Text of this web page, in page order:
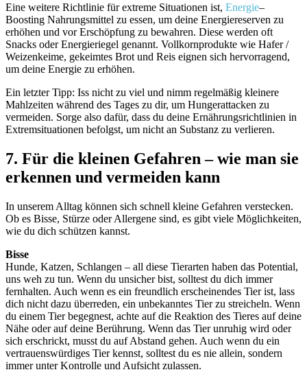
Eine weitere Richtlinie für extreme Situationen ist, Energie–
Boosting Nahrungsmittel zu essen, um deine Energiereserven zu
erhöhen und vor Erschöpfung zu bewahren. Diese werden oft
Snacks oder Energieriegel genannt. Vollkornprodukte wie Hafer /
Weizenkeime, gekeimtes Brot und Reis eignen sich hervorragend,
um deine Energie zu erhöhen.
Ein letzter Tipp: Iss nicht zu viel und nimm regelmäßig kleinere
Mahlzeiten während des Tages zu dir, um Hungerattacken zu
vermeiden. Sorge also dafür, dass du deine Ernährungsrichtlinien in
Extremsituationen befolgst, um nicht an Substanz zu verlieren.
7. Für die kleinen Gefahren – wie man sie
erkennen und vermeiden kann
In unserem Alltag können sich schnell kleine Gefahren verstecken.
Ob es Bisse, Stürze oder Allergene sind, es gibt viele Möglichkeiten,
wie du dich schützen kannst.
Bisse
Hunde, Katzen, Schlangen – all diese Tierarten haben das Potential,
uns weh zu tun. Wenn du unsicher bist, solltest du dich immer
fernhalten. Auch wenn es ein freundlich erscheinendes Tier ist, lass
dich nicht dazu überreden, ein unbekanntes Tier zu streicheln. Wenn
du einem Tier begegnest, achte auf die Reaktion des Tieres auf deine
Nähe oder auf deine Berührung. Wenn das Tier unruhig wird oder
sich erschrickt, musst du auf Abstand gehen. Auch wenn du ein
vertrauenswürdiges Tier kennst, solltest du es nie allein, sondern
immer unter Kontrolle und Aufsicht zulassen.